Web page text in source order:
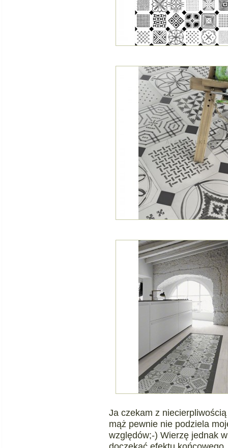
Ja czekam z
mąż pewnie nie podziela
względów;-) Wierzę jednak